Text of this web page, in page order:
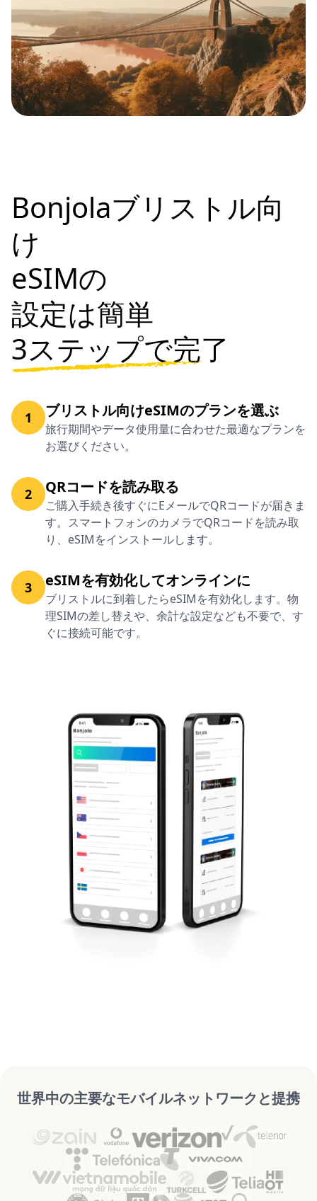
Bonjolaブリストル向
け
eSIMの
設定は簡単
3ステップで完了
1 ブリストル向けeSIMのプランを選ぶ
旅行期間やデータ使用量に合わせた最適なプランを
お選びください。
2 QRコードを読み取る
ご購入手続き後すぐにEメールでQRコードが届きま
す。スマートフォンのカメラでQRコードを読み取
り、eSIMをインストールします。
3 eSIMを有効化してオンラインに
ブリストルに到着したらeSIMを有効化します。物
理SIMの差し替えや、余計な設定なども不要で、す
ぐに接続可能です。
世界中の主要なモバイルネットワークと提携